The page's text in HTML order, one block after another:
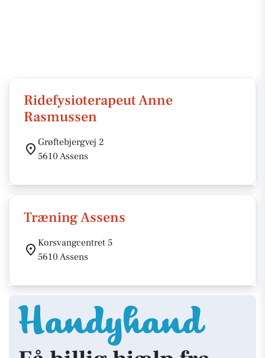
Ridefysioterapeut Anne
Rasmussen
Grøftebjergvej 2
5610 Assens
Træning Assens
Korsvangcentret 5
5610 Assens